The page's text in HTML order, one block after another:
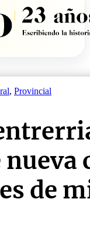
, Provincial
de